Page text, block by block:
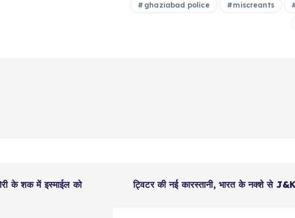
ghaziabad police miscreants
के शक में इस्माईल को
ट्विटर की नई कारस्‍तानी, भारत के नक्शे से